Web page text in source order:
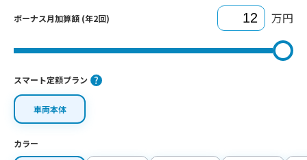
ボーナス月加算額 (年2回) 万円
スマート定額プラン
車両本体
カラー